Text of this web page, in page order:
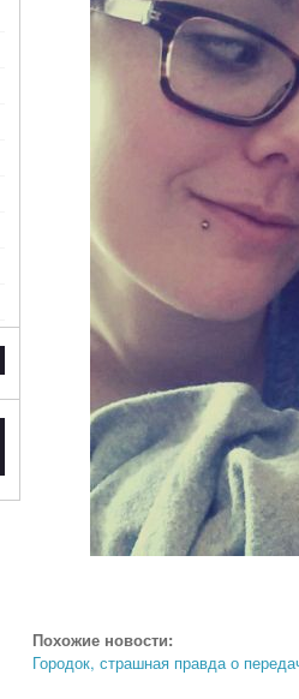
Похожие новости:
Городок, страшная правда о